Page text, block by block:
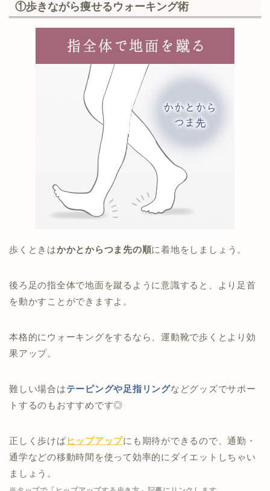
①歩きながら痩せるウォーキング術
歩くときはかかとからつま先の順に着地をしましょう。
後ろ足の指全体で地面を蹴るように意識すると、より足首
を動かすことができますよ。
本格的にウォーキングをするなら、運動靴で歩くとより効
果アップ。
難しい場合はテーピングや足指リングなどグッズでサポー
トするのもおすすめです◎
正しく歩けば ヒップアップにも期待ができるので、通勤・
通学などの移動時間を使って効率的にダイエットしちゃい
ましょう。